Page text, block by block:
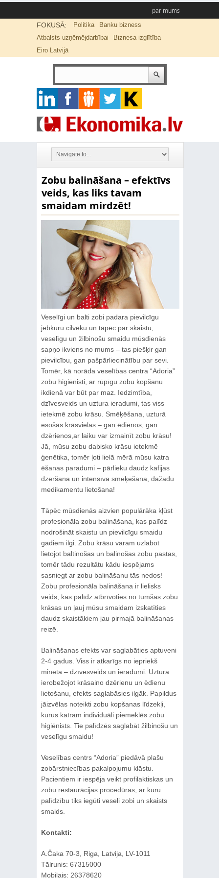
par mums
FOKUSĀ: Politika
Banku bizness
Atbalsts uzņēmējdarbībai
Biznesa izglītība
Eiro Latvijā
Zobu balināšana – efektīvs
veids, kas liks tavam
smaidam mirdzēt!
Veselīgi un balti zobi padara pievilcīgu
jebkuru cilvēku un tāpēc par skaistu,
veselīgu un žilbinošu smaidu mūsdienās
sapņo ikviens no mums – tas piešķir gan
pievilcību, gan pašpārliecinātību par sevi.
Tomēr, kā norāda veselības centra “Adoria”
zobu higiēnisti, ar rūpīgu zobu kopšanu
ikdienā var būt par maz. Iedzimtība,
dzīvesveids un uztura ieradumi, tas viss
ietekmē zobu krāsu. Smēķēšana, uzturā
esošās krāsvielas – gan ēdienos, gan
dzērienos,ar laiku var izmainīt zobu krāsu!
Jā, mūsu zobu dabisko krāsu ietekmē
ģenētika, tomēr ļoti lielā mērā mūsu katra
ēšanas paradumi – pārlieku daudz kafijas
dzeršana un intensīva smēķēšana, dažādu
medikamentu lietošana!
Tāpēc mūsdienās aizvien populārāka kļūst
profesionāla zobu balināšana, kas palīdz
nodrošināt skaistu un pievilcīgu smaidu
gadiem ilgi. Zobu krāsu varam uzlabot
lietojot baltinošas un balinošas zobu pastas,
tomēr tādu rezultātu kādu iespējams
sasniegt ar zobu balināšanu tās nedos!
Zobu profesionāla balināšana ir lielisks
veids, kas palīdz atbrīvoties no tumšās zobu
krāsas un ļauj mūsu smaidam izskatīties
daudz skaistākiem jau pirmajā balināšanas
reizē.
Balināšanas efekts var saglabāties aptuveni
2-4 gadus. Viss ir atkarīgs no iepriekš
minētā – dzīvesveids un ieradumi. Uzturā
ierobežojot krāsaino dzērienu un ēdienu
lietošanu, efekts saglabāsies ilgāk. Papildus
jāizvēlas noteikti zobu kopšanas līdzekļi,
kurus katram individuāli piemeklēs zobu
higiēnists. Tie palīdzēs saglabāt žilbinošu un
veselīgu smaidu!
Veselības centrs “Adoria” piedāvā plašu
zobārstniecības pakalpojumu klāstu.
Pacientiem ir iespēja veikt profilaktiskas un
zobu restaurācijas procedūras, ar kuru
palīdzību tiks iegūti veseli zobi un skaists
smaids.
Kontakti:
A.Čaka 70-3, Riga, Latvija, LV-1011
Tālrunis: 67315000
Mobilais: 26378620